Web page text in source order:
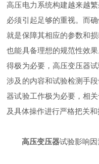
高压电力系统构建越来越
必须引起足够的重视。而
就是保障其相应的参数和
也能具备理想的规范性效
得极为必要，高压变压器
涉及的内容和试验检测手
器试验工作极为必要，相
及具体操作进行严格把关和
高压变压器试验影响因